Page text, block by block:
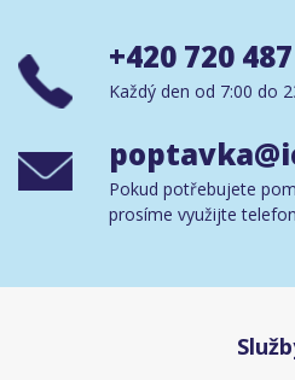
+420 720
Každý den od 7:00 do
Pokud potřebujete
prosíme využijte telefon